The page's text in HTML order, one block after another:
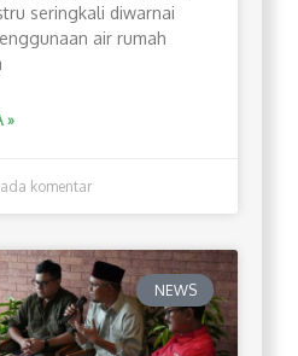
seringkali diwarnai
air rumah
»
komentar
NEWS